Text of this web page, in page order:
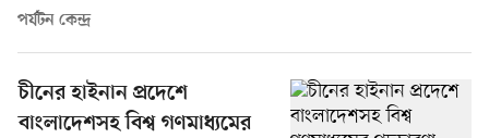
পর্যটন কেন্দ্র
চীনের হাইনান প্রদেশে
বাংলাদেশসহ বিশ্ব গণমাধ্যমের